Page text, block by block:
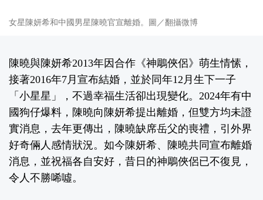
女星陳妍希和中國男星陳曉官宣離婚。圖／翻攝微博
陳曉與陳妍希2013年因合作《神鵰俠侶》萌生情愫，
接著2016年7月宣布結婚，並於同年12月生下一子
「小星星」，不過幸福生活卻出現變化。2024年有中
國狗仔爆料，陳曉向陳妍希提出離婚，但雙方均未證
實消息，去年更傳出，陳曉缺席岳父的喪禮，引外界
好奇倆人感情狀況。如今陳妍希、陳曉共同宣布離婚
消息，並祝福各自安好，昔日的神鵰俠侶已不復見，
令人不勝唏噓。